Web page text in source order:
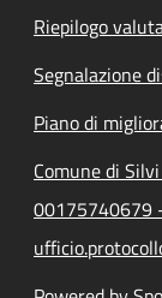
Riepilogo
Segnalazione
Piano di
Comune di
00175740679